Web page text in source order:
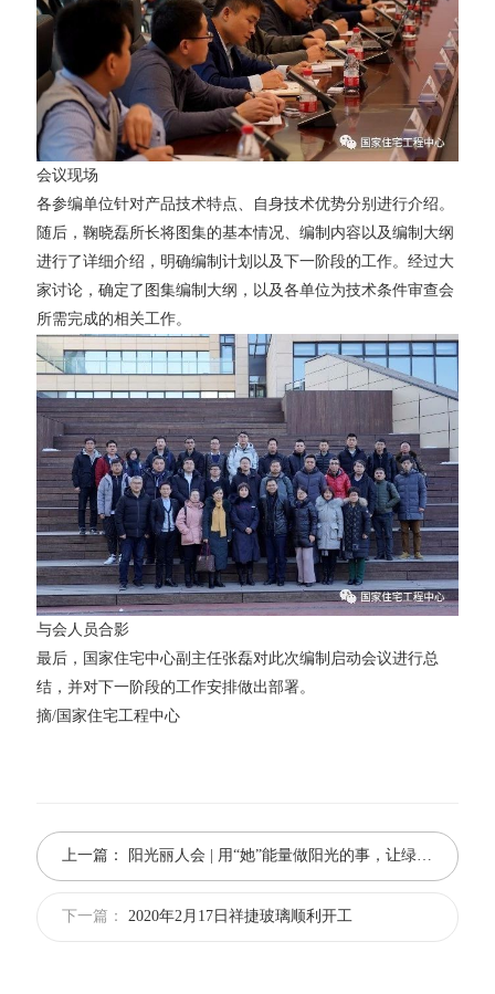
会议现场
各参编单位针对产品技术特点、自身技术优势分别进行介绍。
随后，鞠晓磊所长将图集的基本情况、编制内容以及编制大纲
进行了详细介绍，明确编制计划以及下一阶段的工作。经过大
家讨论，确定了图集编制大纲，以及各单位为技术条件审查会
所需完成的相关工作。
与会人员合影
最后，国家住宅中心副主任张磊对此次编制启动会议进行总
结，并对下一阶段的工作安排做出部署。
摘/国家住宅工程中心
上一篇： 阳光丽人会 | 用“她”能量做阳光的事，让绿色能源“点亮”生活
下一篇： 2020年2月17日祥捷玻璃顺利开工